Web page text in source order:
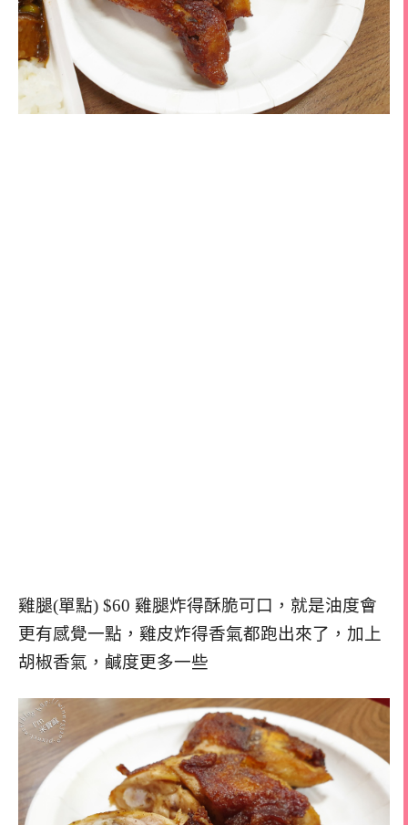
雞腿(單點) $60 雞腿炸得酥脆可口，就是油度會
更有感覺一點，雞皮炸得香氣都跑出來了，加上
胡椒香氣，鹹度更多一些